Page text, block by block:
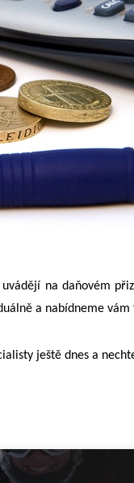
na daňovém
a nabídneme
ještě dnes a